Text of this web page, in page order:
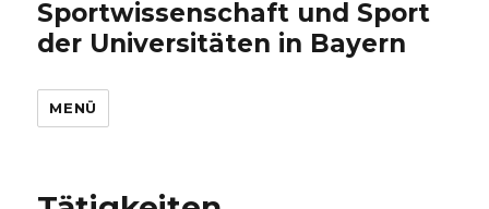
Sportwissenschaft und Sport
der Universitäten in Bayern
MENÜ